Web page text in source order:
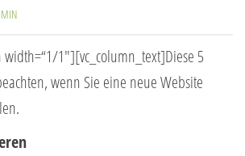
1″][vc_column_text]Diese 5
wenn Sie eine neue Website